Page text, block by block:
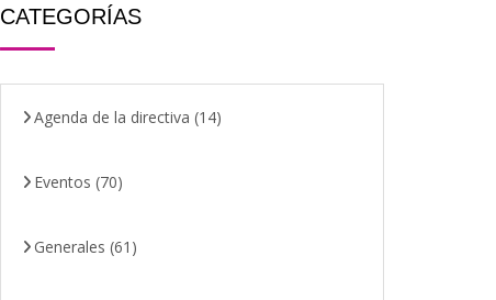
CATEGORÍAS
Agenda de la directiva (14)
Eventos (70)
Generales (61)